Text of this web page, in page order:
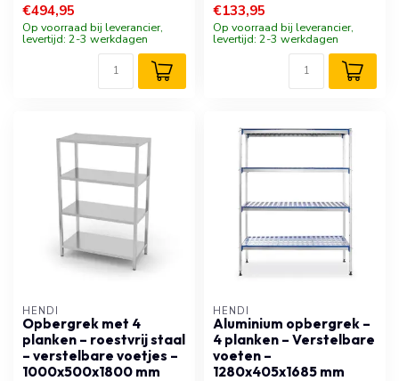
€494,95
Op voorraad bij leverancier,
levertijd: 2-3 werkdagen
€133,95
Op voorraad bij leverancier,
levertijd: 2-3 werkdagen
HENDI
Opbergrek met 4
planken – roestvrij staal
– verstelbare voetjes –
1000x500x1800 mm
HENDI
Aluminium opbergrek –
4 planken – Verstelbare
voeten –
1280x405x1685 mm